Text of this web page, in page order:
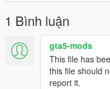
1 Bình luận
gta5-mods
This file has
this file should
report it.